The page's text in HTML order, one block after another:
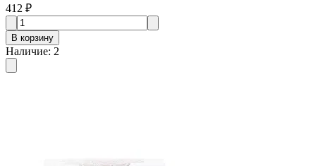
412 ₽
В корзину
Наличие: 2